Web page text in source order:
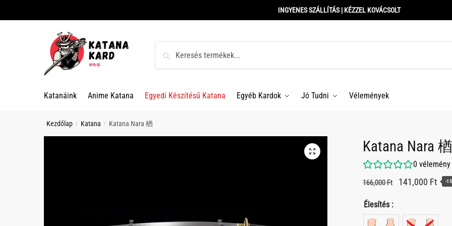
to
to
INGYENES SZÁLLÍTÁS | KÉZZEL KOVÁCSOLT
következőre:
Katanáink Anime Katana Egyedi Készítésű Katana Egyéb Kardok Jó Tudni Vélemények
Kezdőlap / Katana / Katana Nara 楢
Katana Nara 楢
0 vélemény
166,000Ft
Original
141,000 Ft -
Élesítés :